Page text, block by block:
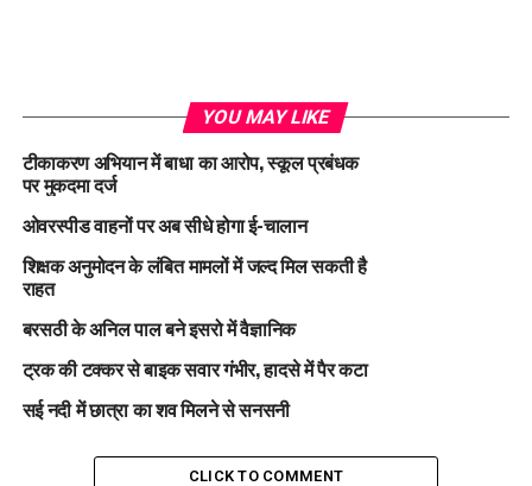
YOU MAY LIKE
टीकाकरण अभियान में बाधा का आरोप, स्कूल प्रबंधक
पर मुकदमा दर्ज
ओवरस्पीड वाहनों पर अब सीधे होगा ई-चालान
शिक्षक अनुमोदन के लंबित मामलों में जल्द मिल सकती है
राहत
बरसठी के अनिल पाल बने इसरो में वैज्ञानिक
ट्रक की टक्कर से बाइक सवार गंभीर, हादसे में पैर कटा
सई नदी में छात्रा का शव मिलने से सनसनी
CLICK TO COMMENT